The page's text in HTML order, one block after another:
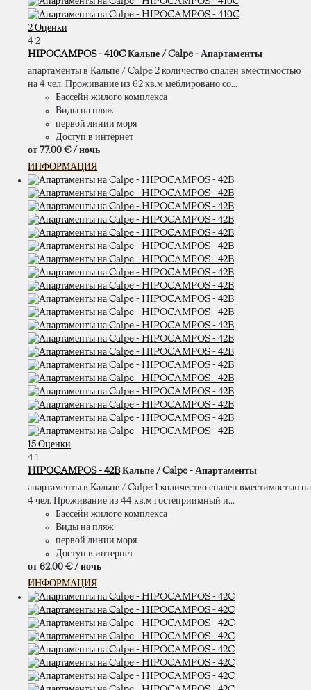
2 Оценки
4 2
HIPOCAMPOS - 410C Кальпе / Calpe - Апартаменты
апартаменты в Кальпе / Calpe 2 количество спален вместимостью
на 4 чел. Проживание из 62 кв.м меблировано со...
Бассейн жилого комплекса
Виды на пляж
первой линии моря
Доступ в интернет
от 77.00 € / ночь
ИНФОРМАЦИЯ
15 Оценки
4 1
HIPOCAMPOS - 42B Кальпе / Calpe - Апартаменты
апартаменты в Кальпе / Calpe 1 количество спален вместимостью на
4 чел. Проживание из 44 кв.м гостеприимный и...
Бассейн жилого комплекса
Виды на пляж
первой линии моря
Доступ в интернет
от 62.00 € / ночь
ИНФОРМАЦИЯ